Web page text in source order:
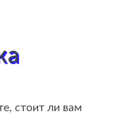
стоит ли вам